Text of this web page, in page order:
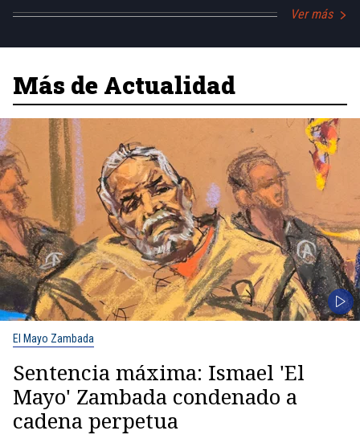
Ver más
Más de Actualidad
El Mayo Zambada
Sentencia máxima: Ismael 'El
Mayo' Zambada condenado a
cadena perpetua